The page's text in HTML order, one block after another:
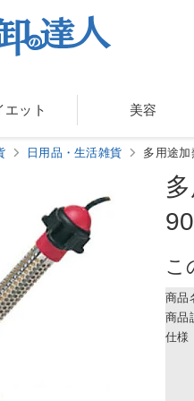
エット 美容
日用品・生活雑貨 多用途
こ
商品
商品
仕様